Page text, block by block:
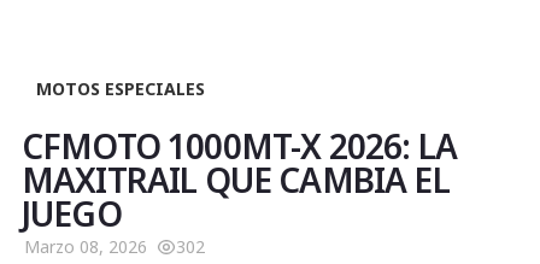
MOTOS ESPECIALES
CFMOTO 1000MT-X 2026: LA
MAXITRAIL QUE CAMBIA EL
JUEGO
Marzo 08, 2026 302